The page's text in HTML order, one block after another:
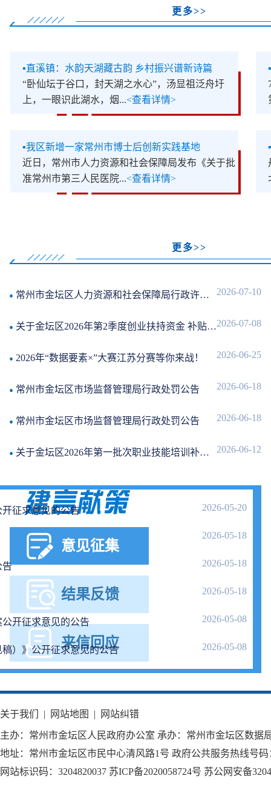
更多>>
▪直溪镇：水韵天湖藏古韵 乡村振兴谱新诗篇
“卧仙坛于谷口，封天湖之水心”，汤显祖泛舟圩
上，一眼识此湖水，烟...<查看详情>
▪
▪我区新增一家常州市博士后创新实践基地
近日，常州市人力资源和社会保障局发布《关于批
准常州市第三人民医院...<查看详情>
▪
更多>>
常州市金坛区人力资源和社会保障局行政许可信息变更公告 2026-07-10
关于金坛区2026年第2季度创业扶持资金 补贴情况的公示 2026-07-08
2026年“数据要素×”大赛江苏分赛等你来战！ 2026-06-25
常州市金坛区市场监督管理局行政处罚公告 2026-06-18
常州市金坛区市场监督管理局行政处罚公告 2026-06-18
关于金坛区2026年第一批次职业技能培训补贴情况的公示 2026-06-12
意见征集
结果反馈
来信回应
征求意见的公告 2026-05-20
2026-05-18
告 2026-05-18
2026-05-18
开征求意见的公告 2026-05-08
）》公开征求意见的公告 2026-05-08
关于我们 | 网站地图 | 网站纠错
主办：常州市金坛区人民政府办公室 承办：常州市金坛区数据
地址：常州市金坛区市民中心清风路1号 政府公共服务热线号码
网站标识码：3204820037 苏ICP备2020058724号 苏公网安备